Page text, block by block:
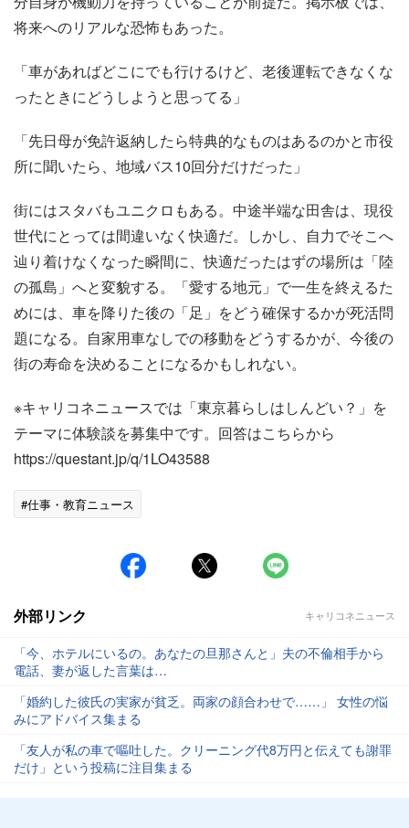
将来へのリアルな恐怖もあった。
「車があればどこにでも行けるけど、老後運転できなくな
ったときにどうしようと思ってる」
「先日母が免許返納したら特典的なものはあるのかと市役
所に聞いたら、地域バス10回分だけだった」
街にはスタバもユニクロもある。中途半端な田舎は、現役
世代にとっては間違いなく快適だ。しかし、自力でそこへ
辿り着けなくなった瞬間に、快適だったはずの場所は「陸
の孤島」へと変貌する。「愛する地元」で一生を終えるた
めには、車を降りた後の「足」をどう確保するかが死活問
題になる。自家用車なしでの移動をどうするかが、今後の
街の寿命を決めることになるかもしれない。
※キャリコネニュースでは「東京暮らしはしんどい？」を
テーマに体験談を募集中です。回答はこちらから
https://questant.jp/q/1LO43588
#仕事・教育ニュース
外部リンク キャリコネニュース
「今、ホテルにいるの。あなたの旦那さんと」夫の不倫相手から
電話、妻が返した言葉は…
「婚約した彼氏の実家が貧乏。両家の顔合わせで……」 女性の悩
みにアドバイス集まる
「友人が私の車で嘔吐した。クリーニング代8万円と伝えても謝罪
だけ」という投稿に注目集まる